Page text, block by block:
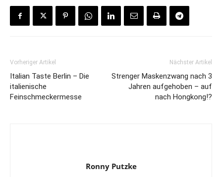
Vorheriger Artikel
Italian Taste Berlin – Die
italienische
Feinschmeckermesse
Nächster Artikel
Strenger Maskenzwang nach 3
Jahren aufgehoben – auf
nach Hongkong!?
Ronny Putzke